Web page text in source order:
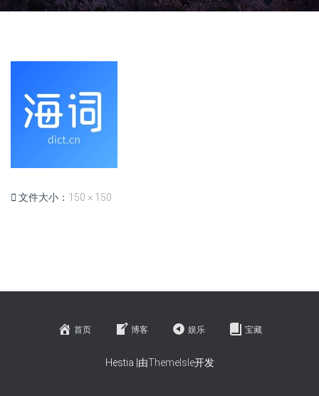
文件大小： 150 × 150
首页 博客 娱乐 宝藏
Hestia |由ThemeIsle开发